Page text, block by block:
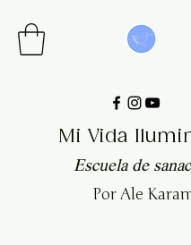
Mi Vida
Escuela de
Por Ale